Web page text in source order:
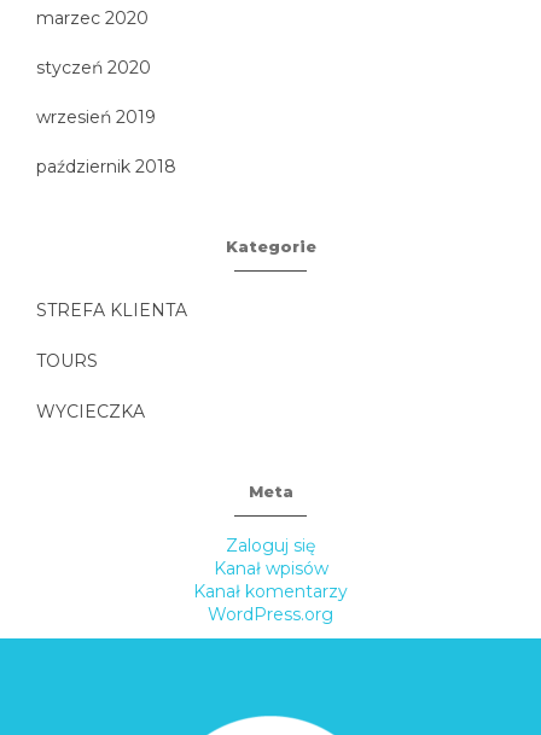
marzec 2020
styczeń 2020
wrzesień 2019
październik 2018
Kategorie
STREFA KLIENTA
TOURS
WYCIECZKA
Meta
Zaloguj się
Kanał wpisów
Kanał komentarzy
WordPress.org